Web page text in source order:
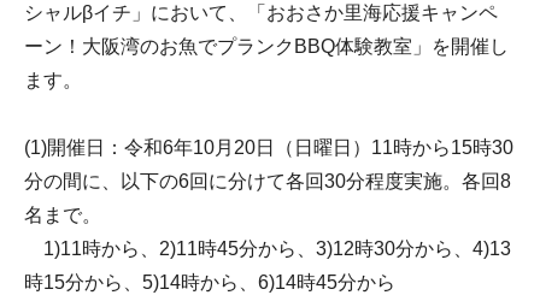
シャルβイチ」において、「おおさか里海応援キャンペ
ーン！大阪湾のお魚でプランクBBQ体験教室」を開催し
ます。
(1)開催日：令和6年10月20日（日曜日）11時から15時30
分の間に、以下の6回に分けて各回30分程度実施。各回8
名まで。
1)11時から、2)11時45分から、3)12時30分から、4)13
時15分から、5)14時から、6)14時45分から